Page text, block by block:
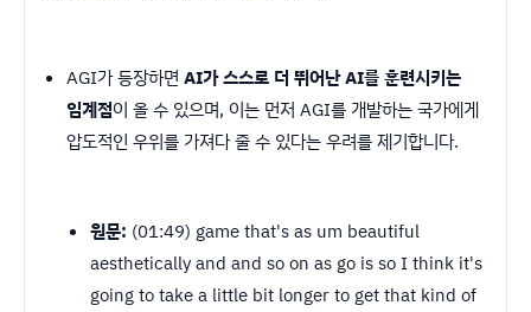
AGI가 등장하면 AI가 스스로 더 뛰어난 AI를 훈련시키는
임계점이 올 수 있으며, 이는 먼저 AGI를 개발하는 국가에게
압도적인 우위를 가져다 줄 수 있다는 우려를 제기합니다.
원문: (01:49) game that's as um beautiful
aesthetically and and so on as go is so I think it's
going to take a little bit longer to get that kind of